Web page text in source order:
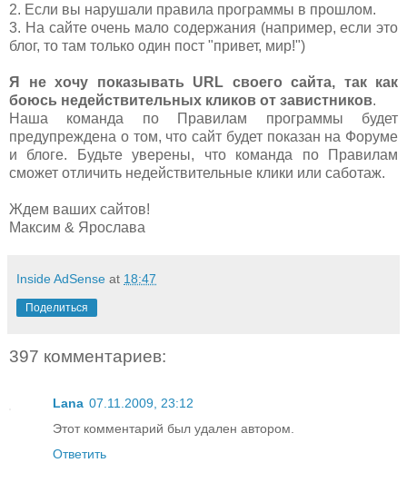
2. Если вы нарушали правила программы в прошлом.
3. На сайте очень мало содержания (например, если это
блог, то там только один пост "привет, мир!")
Я не хочу показывать URL своего сайта, так как
боюсь недействительных кликов от завистников.
Наша команда по Правилам программы будет
предупреждена о том, что сайт будет показан на Форуме
и блоге. Будьте уверены, что команда по Правилам
сможет отличить недействительные клики или саботаж.
Ждем ваших сайтов!
Максим & Ярослава
Inside AdSense at 18:47
Поделиться
397 комментариев:
Lana 07.11.2009, 23:12
Этот комментарий был удален автором.
Ответить